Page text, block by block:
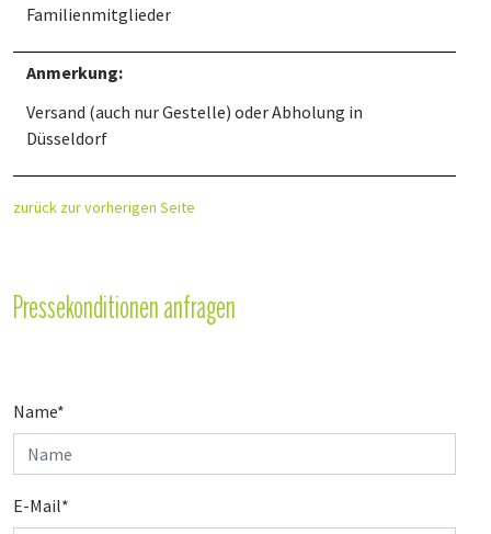
Familienmitglieder
Anmerkung:
Versand (auch nur Gestelle) oder Abholung in
Düsseldorf
zurück zur vorherigen Seite
Pressekonditionen anfragen
Name*
E-Mail*